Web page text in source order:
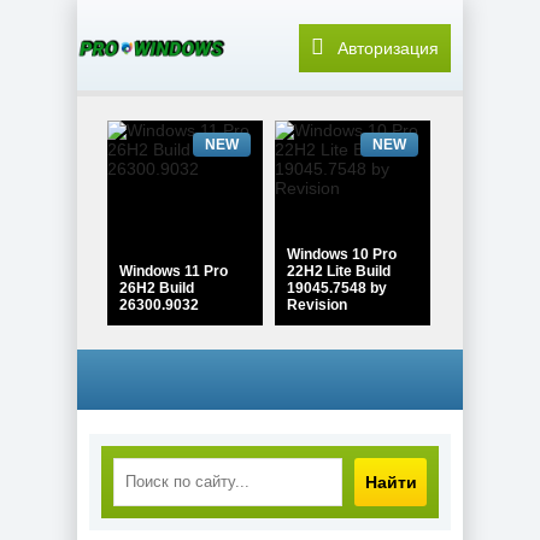
Авторизация
Windows 11 Pro
26H2 Build
26300.9032
NEW
Windows 10 Pro
22H2 Lite Build
19045.7548 by
Revision
NEW
Windows 10
Enterprise 2021
PDF редактор
Найти